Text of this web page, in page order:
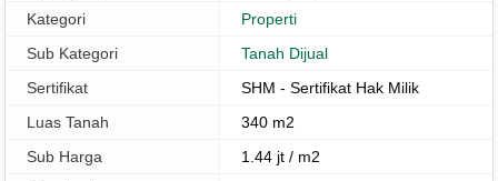
Kategori
Properti
Sub Kategori
Tanah Dijual
Sertifikat
SHM - Sertifikat Hak Milik
Luas Tanah
340 m2
Sub Harga
1.44 jt / m2